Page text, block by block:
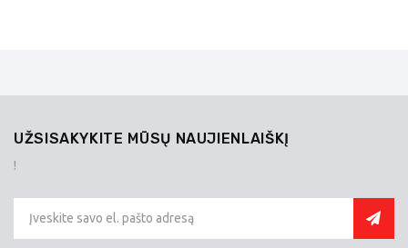
UŽSISAKYKITE MŪSŲ NAUJIENLAIŠKĮ
!